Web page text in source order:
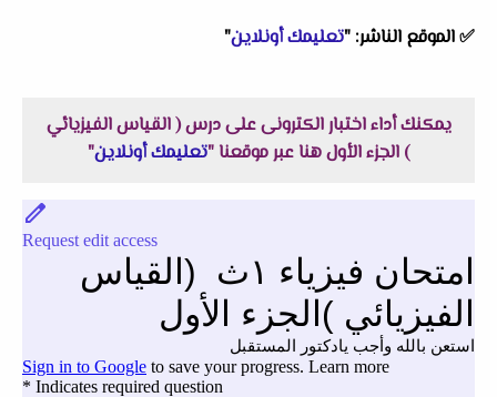
✅ الموقع الناشر: "تعليمك أونلاين"
يمكنك أداء اختبار الكترونى على درس ( القياس الفيزيائي
) الجزء الأول هنا عبر موقعنا "تعليمك أونلاين"